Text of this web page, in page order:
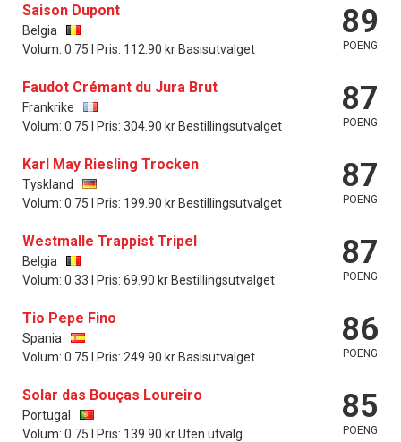
Saison Dupont
Belgia
Volum: 0.75 l Pris: 112.90 kr Basisutvalget
89
POENG
Faudot Crémant du Jura Brut
Frankrike
Volum: 0.75 l Pris: 304.90 kr Bestillingsutvalget
87
POENG
Karl May Riesling Trocken
Tyskland
Volum: 0.75 l Pris: 199.90 kr Bestillingsutvalget
87
POENG
Westmalle Trappist Tripel
Belgia
Volum: 0.33 l Pris: 69.90 kr Bestillingsutvalget
87
POENG
Tio Pepe Fino
Spania
Volum: 0.75 l Pris: 249.90 kr Basisutvalget
86
POENG
Solar das Bouças Loureiro
Portugal
Volum: 0.75 l Pris: 139.90 kr Uten utvalg
85
POENG